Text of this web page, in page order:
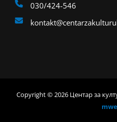
030/424-546
Copyright © 2026 Центар за